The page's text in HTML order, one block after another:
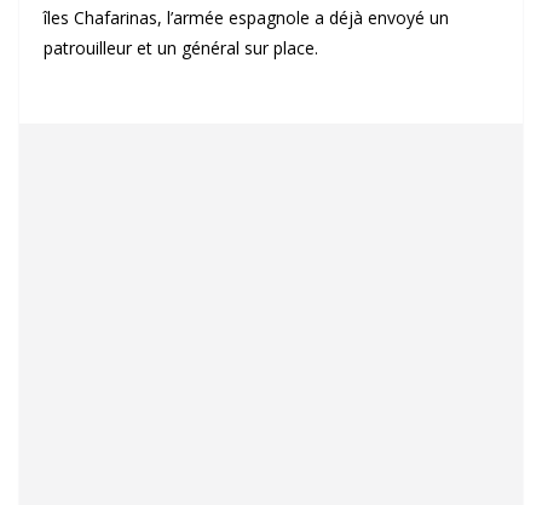
îles Chafarinas, l’armée espagnole a déjà envoyé un
patrouilleur et un général sur place.